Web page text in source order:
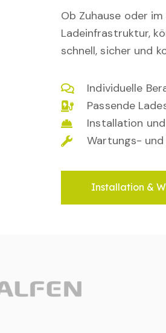
Ob Zuhause oder
Ladeinfrastruktur,
schnell, sicher und
Individuelle
Passende
Installation
Wartungs-
Installation &